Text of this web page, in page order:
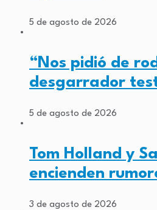
5 de agosto de 2026
“Nos pidió de
desgarrador
5 de agosto de 2026
Tom Holland y
encienden
3 de agosto de 2026